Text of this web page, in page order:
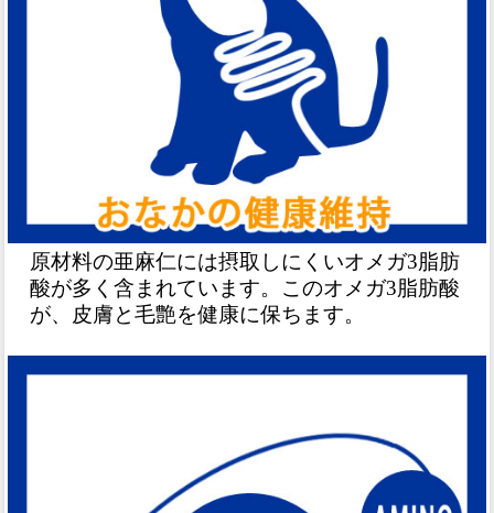
原材料の亜麻仁には摂取しにくいオメガ3脂肪
酸が多く含まれています。このオメガ3脂肪酸
が、皮膚と毛艶を健康に保ちます。